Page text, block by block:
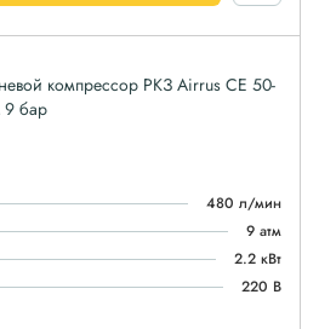
компрессор РКЗ Airrus CE 50-
9 бар
480 л/мин
9 атм
2.2 кВт
220 В